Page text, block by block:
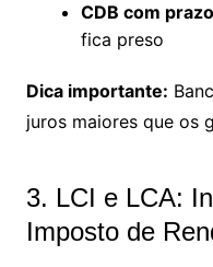
CDB com
fica preso
Dica importante:
juros maiores que os
3. LCI e LCA:
Imposto de